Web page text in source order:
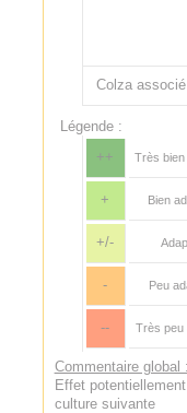
Colza
Légende :
++
Très bien
+ Bien
+/-
- Peu
-- Très peu
Commentaire global :
Effet
culture suivante